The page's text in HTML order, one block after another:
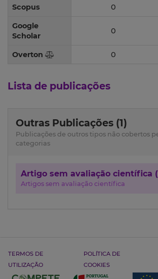
Scopus 0
Google
Scholar
0
Overton 0
Lista de publicações
Outras Publicações (1)
Publicações de outros tipos não cobertos
categorias
Artigo sem avaliação científica
Artigos sem avaliação científica
TERMOS DE
UTILIZAÇÃO
POLÍTICA DE
COOKIES